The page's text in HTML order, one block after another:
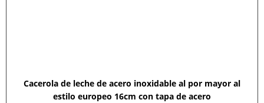
Cacerola de leche de acero inoxidable al por mayor al
estilo europeo 16cm con tapa de acero